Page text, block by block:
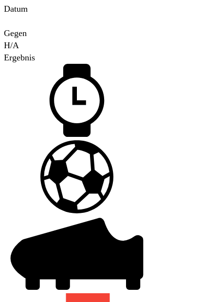
Datum
Gegen
H/A
Ergebnis